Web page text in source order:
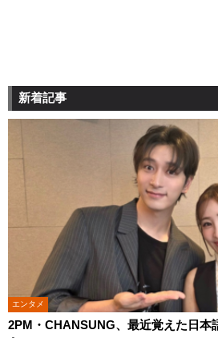
新着記事
エンタメ
2PM・CHANSUNG、最近覚えた日本